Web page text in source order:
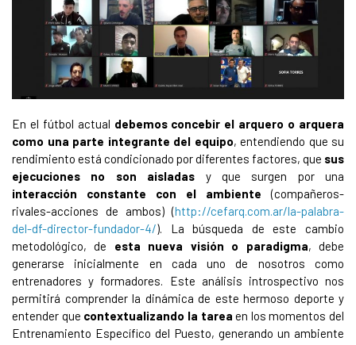
En el fútbol actual debemos concebir el arquero o arquera
como una parte integrante del equipo, entendiendo que su
rendimiento está condicionado por diferentes factores, que sus
ejecuciones no son aisladas y que surgen por una
interacción constante con el ambiente (compañeros-
rivales-acciones de ambos) (http://cefarq.com.ar/la-palabra-
del-df-director-fundador-4/). La búsqueda de este cambio
metodológico, de esta nueva visión o paradigma, debe
generarse inicialmente en cada uno de nosotros como
entrenadores y formadores. Este análisis introspectivo nos
permitirá comprender la dinámica de este hermoso deporte y
entender que contextualizando la tarea en los momentos del
Entrenamiento Específico del Puesto, generando un ambiente